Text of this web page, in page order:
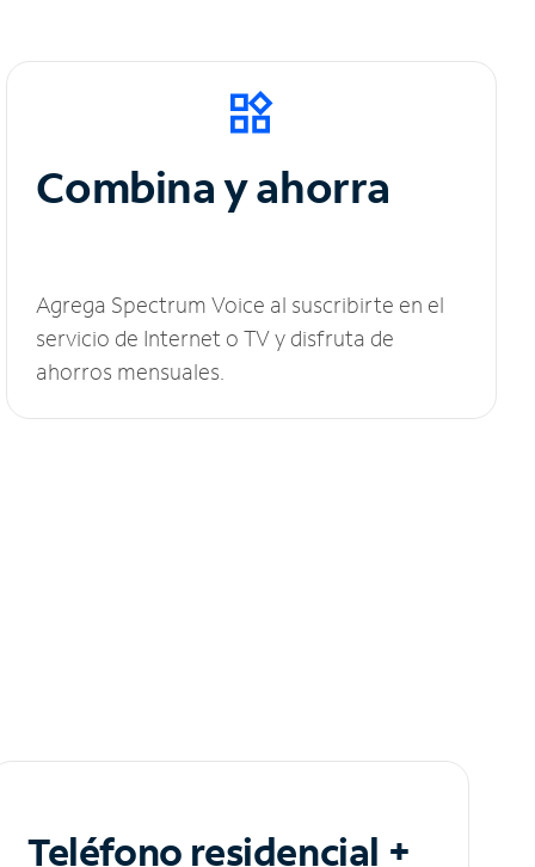
Combina y ahorra
Agrega Spectrum Voice al suscribirte en el
servicio de Internet o TV y disfruta de
ahorros mensuales.
Teléfono residencial +